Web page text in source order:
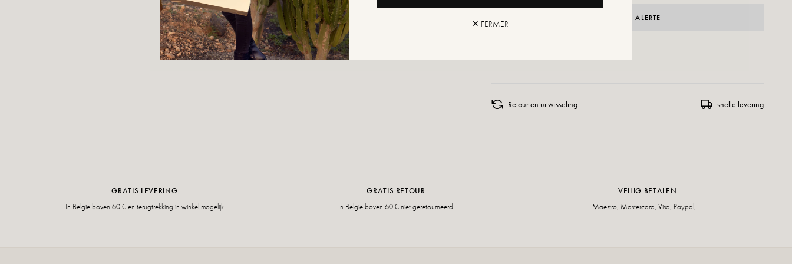
CRÉER UNE ALERTE
Retour en uitwisseling snelle levering
GRATIS LEVERING
In Belgie boven 60 € en terugtrekking in winkel mogelijk
GRATIS RETOUR
In Belgie boven 60 € niet geretourneerd
VEILIG BETALEN
Maestro, Mastercard, Visa, Paypal, ...
✕ FERMER